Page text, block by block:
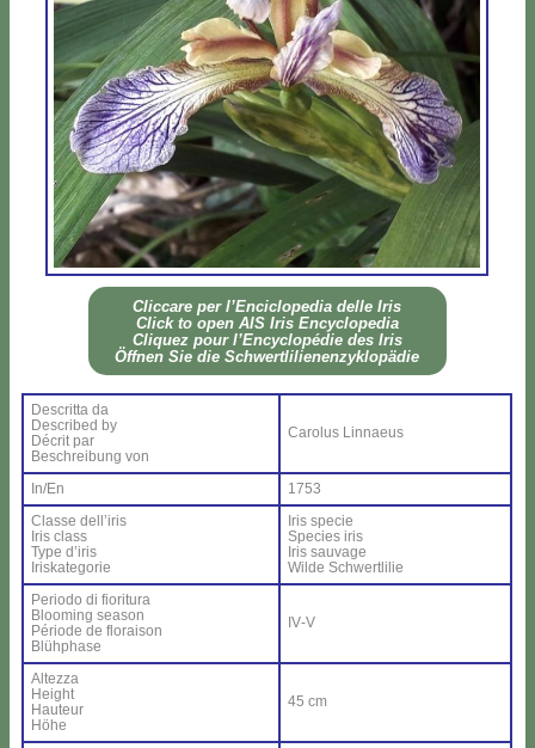
Clic­ca­re per l’En­ci­clo­pe­dia del­le Iris
Click to open AIS Iris En­cy­clo­pe­dia
Cli­quez pour l’En­cy­clo­pé­die des Iris
Öff­nen Sie die Sch­wer­tli­lie­nen­zy­klo­pä­die
De­scrit­ta da
De­scri­bed by
Dé­crit par
Be­schrei­bung von
Ca­ro­lus Lin­naeus
In/En
1753
Clas­se del­l’i­ris
Iris class
Ty­pe d’i­ris
Iri­ska­te­go­rie
Iris spe­cie
Spe­cies iris
Iris sau­va­ge
Wil­de Sch­wer­tli­lie
Pe­rio­do di fio­ri­tu­ra
Bloo­ming sea­son
Pé­rio­de de flo­rai­son
Blü­h­pha­se
IV‑V
Al­tez­za
Height
Hau­teur
Hö­he
45 cm